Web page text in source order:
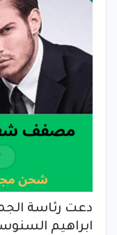
دعت رئاسة
ابراهيم